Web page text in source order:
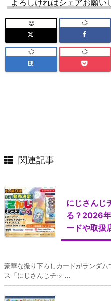
よろしければシェアお願い
B!
関連記事
にじさんじ
る？2026
ードや取扱
豪華な撮り下ろしカードがランダ
ス「にじさんじチッ ...